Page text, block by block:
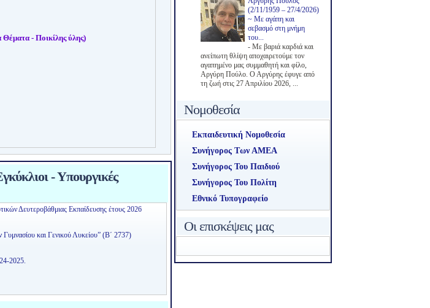
Θέματα - Ποικίλης ύλης)
- Υπουργικές
Δευτεροβάθμιας Εκπαίδευσης έτους 2026
και Γενικού Λυκείου” (Β΄ 2737)
2025.
(2/11/1959 – 27/4/2026)
~ Με αγάπη και
σεβασμό στη μνήμη
του...
- Με βαριά καρδιά και
ανείπωτη θλίψη αποχαιρετούμε τον
αγαπημένο μας συμμαθητή και φίλο,
Αργύρη Πούλο. Ο Αργύρης έφυγε από
τη ζωή στις 27 Απριλίου 2026, ...
Νομοθεσία
Εκπαιδευτική Νομοθεσία
Συνήγορος Των ΑΜΕΑ
Συνήγορος Του Παιδιού
Συνήγορος Του Πολίτη
Εθνικό Τυπογραφείο
Οι επισκέψεις μας